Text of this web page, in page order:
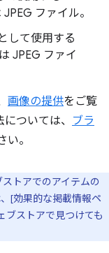
ファイル。
として使用する
JPEG ファイ
画像の提供をご覧
ついては、 ブラ
い。
トアでのアイテムの
[効果的な掲載情報ペ
ブストアで見つけても